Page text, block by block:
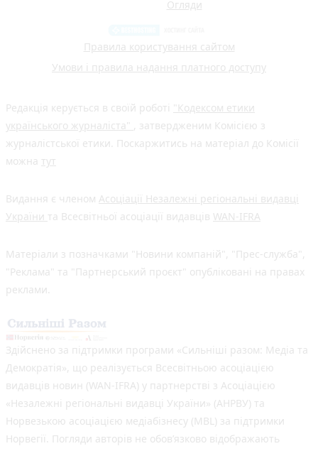
Огляди
Правила користування сайтом
Умови і правила надання платного доступу
Редакція керується в своїй роботі "Кодексом етики
українського журналіста"
, затвердженим Комісією з
журналістської етики. Поскаржитись на матеріал до Комісії
можна тут
Видання є членом Асоціації Незалежні регіональні видавці
України та Всесвітньої асоціації видавців WAN-IFRA
Матеріали з позначками "Новини компаній", "Прес-служба",
"Реклама" та "Партнерський проєкт" опубліковані на правах
реклами.
Здійснено за підтримки програми «Сильніші разом: Медіа та
Демократія», що реалізується Всесвітньою асоціацією
видавців новин (WAN-IFRA) у партнерстві з Асоціацією
«Незалежні регіональні видавці України» (АНРВУ) та
Норвезькою асоціацією медіабізнесу (MBL) за підтримки
Норвегії. Погляди авторів не обов’язково відображають